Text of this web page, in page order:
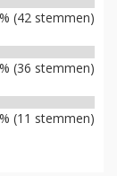
(42 stemmen)
(36 stemmen)
(11 stemmen)